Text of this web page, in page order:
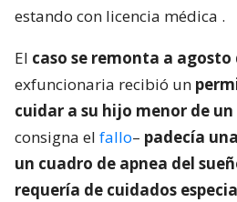
estando con licencia médica .
El caso se remonta a agosto
exfuncionaria recibió un
cuidar a su hijo menor de un
consigna el fallo– padecía
un cuadro de apnea del
requería de cuidados